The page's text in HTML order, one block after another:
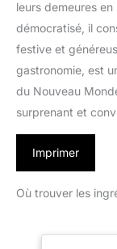
leurs demeures
démocratisé, il
festive et
gastronomie, est
du Nouveau
surprenant et
Imprimer
Où trouver les